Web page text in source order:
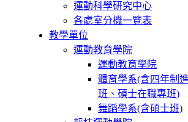
運動科學研究中心
各處室分機一覽表
教學單位
運動教育學院
運動教育學院
體育學系(含四年制
班、碩士在職專班)
舞蹈學系(含碩士班)